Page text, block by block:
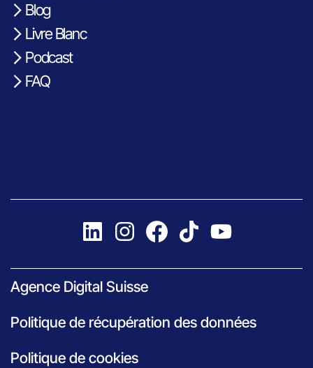
Blog
Livre Blanc
Podcast
FAQ
Agence Digital Suisse
Politique de récupération des données
Politique de cookies